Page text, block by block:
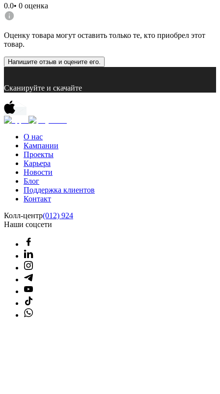
0.0• 0 оценка
Оценку товара могут оставить только те, кто приобрел этот
товар.
Напишите отзыв и оцените его.
Сканируйте и скачайте
О нас
Кампании
Проекты
Карьера
Новости
Блог
Поддержка клиентов
Контакт
Колл-центр(012) 924
Наши соцсети